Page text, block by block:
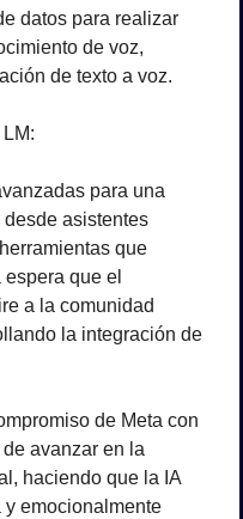
datos para realizar
de voz,
de texto a voz.
para una
asistentes
que
que el
a la comunidad
la integración de
de Meta con
avanzar en la
haciendo que la IA
emocionalmente